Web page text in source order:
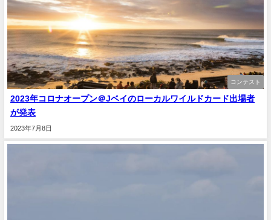
コンテスト
2023年コロナオープン＠Jベイのローカルワイルドカード出場者
が発表
2023年7月8日